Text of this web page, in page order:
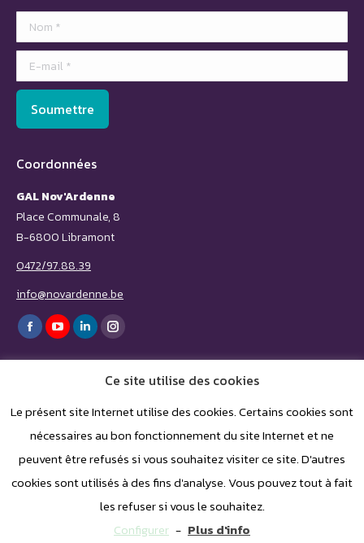
Nom *
E-mail *
Soumettre
Coordonnées
GAL Nov'Ardenne
Place Communale, 8
B-6800 Libramont
0472/97.88.39
info@novardenne.be
Trouvez nous sur :
Facebook
page
in
new
window
YouTube
page
in
new
window
LinkedIn
page
opens
in
new
window
Instagram
page
opens
in
new
window
Ce site utilise des cookies
Le présent site Internet utilise des cookies. Certains cookies sont
nécessaires au bon fonctionnement du site Internet et ne
peuvent être refusés si vous souhaitez visiter ce site. D'autres
cookies sont utilisés à des fins d'analyse. Vous pouvez tout à fait
les refuser si vous le souhaitez.
Configurer - Plus d'info